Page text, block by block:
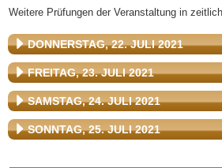
Weitere Prüfungen der Veranstaltung in
DONNERSTAG, 22. JULI 2021
FREITAG, 23. JULI 2021
SAMSTAG, 24. JULI 2021
SONNTAG, 25. JULI 2021